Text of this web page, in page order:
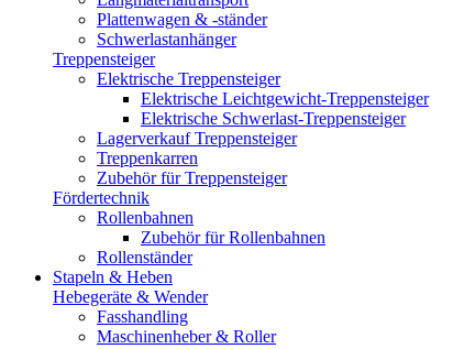
Plattenwagen & -ständer
Schwerlastanhänger
Treppensteiger
Elektrische Treppensteiger
Elektrische Leichtgewicht-Treppensteiger
Elektrische Schwerlast-Treppensteiger
Lagerverkauf Treppensteiger
Treppenkarren
Zubehör für Treppensteiger
Fördertechnik
Rollenbahnen
Zubehör für Rollenbahnen
Rollenständer
Stapeln & Heben
Hebegeräte & Wender
Fasshandling
Maschinenheber & Roller